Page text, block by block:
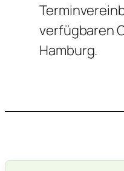
verfügbaren
Hamburg.